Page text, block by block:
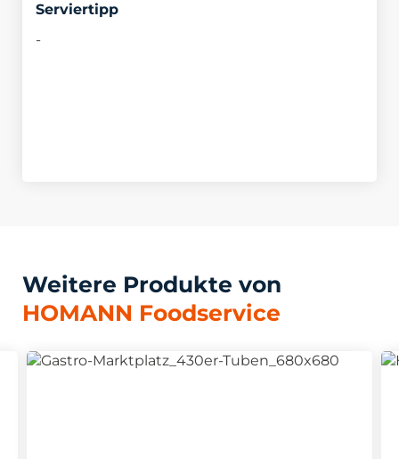
Serviertipp
-
Weitere Produkte von
HOMANN Foodservice